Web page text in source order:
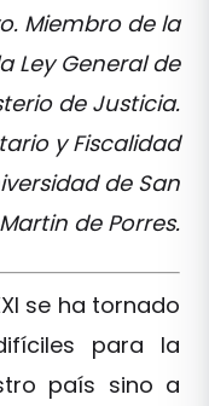
Miembro de la
Ley General de
de Justicia.
y Fiscalidad
de San
Martin de Porres.
se ha tornado
para la
país sino a